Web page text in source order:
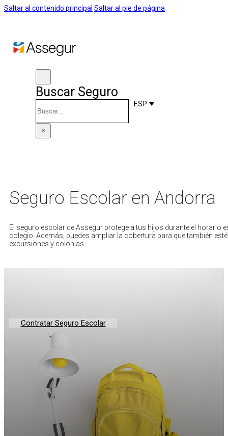
Saltar al contenido principal Saltar al pie de página
Buscar Seguro
×
ESP
Seguro Escolar en Andorra
El seguro escolar de Assegur protege a tus hijos durante el horario
colegio. Además, puedes ampliar la cobertura para que también
excursiones y colonias.
Contratar Seguro Escolar